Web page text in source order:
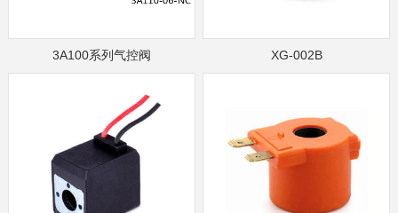
3A100系列气控阀 XG-002B